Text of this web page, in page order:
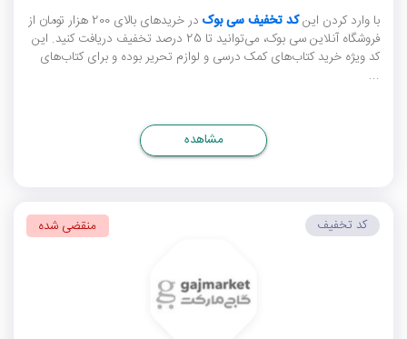
با وارد کردن اینکد تخفیف سی بوک
در خریدهای بالای 200 هزار تومان از
فروشگاه آنلاین سی بوک، می‌توانید تا 25 درصد تخفیف دریافت کنید. این
کد ویژه خرید کتاب‌های کمک درسی و لوازم تحریر بوده و برای کتاب‌های
...
مشاهده
کد تخفیف منقضی شده